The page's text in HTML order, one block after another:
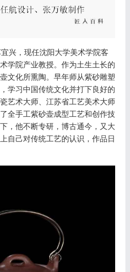
兴，现任沈阳大学美术学院客
学院产业教授。作为土生土长的
文化所熏陶。早年师从紫砂雕塑
学习中国传统文化并打下良好的
艺术大师、江苏省工艺美术大师
全手工紫砂壶成型工艺和创作技
，他不断专研，博古通今，又大
自己对传统工艺的认识，作品日